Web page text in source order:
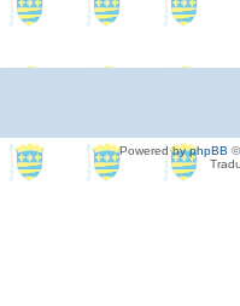
Powered byphpBB